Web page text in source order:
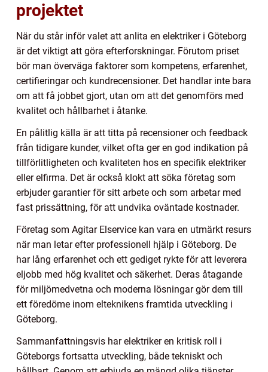
projektet
När du står inför valet att anlita en elektriker i Göteborg
är det viktigt att göra efterforskningar. Förutom priset
bör man överväga faktorer som kompetens, erfarenhet,
certifieringar och kundrecensioner. Det handlar inte bara
om att få jobbet gjort, utan om att det genomförs med
kvalitet och hållbarhet i åtanke.
En pålitlig källa är att titta på recensioner och feedback
från tidigare kunder, vilket ofta ger en god indikation på
tillförlitligheten och kvaliteten hos en specifik elektriker
eller elfirma. Det är också klokt att söka företag som
erbjuder garantier för sitt arbete och som arbetar med
fast prissättning, för att undvika oväntade kostnader.
Företag som Agitar Elservice kan vara en utmärkt resurs
när man letar efter professionell hjälp i Göteborg. De
har lång erfarenhet och ett gediget rykte för att leverera
eljobb med hög kvalitet och säkerhet. Deras åtagande
för miljömedvetna och moderna lösningar gör dem till
ett föredöme inom elteknikens framtida utveckling i
Göteborg.
Sammanfattningsvis har elektriker en kritisk roll i
Göteborgs fortsatta utveckling, både tekniskt och